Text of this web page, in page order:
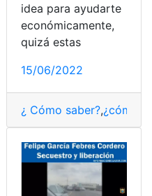
idea para ayudarte
económicamente,
quizá estas
15/06/2022
¿ Cómo saber?,¿cómo